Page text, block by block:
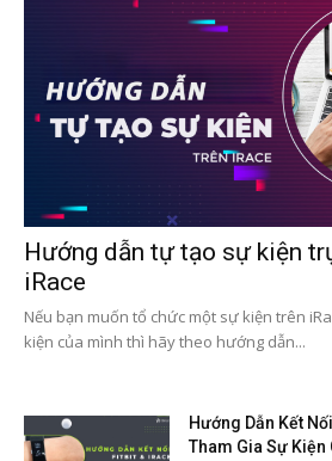
Hướng dẫn tự tạo sự kiện
iRace
Nếu bạn muốn tổ chức một sự kiện trên
kiện của mình thì hãy theo hướng dẫn...
Hướng Dẫn Kết
Tham Gia Sự Kiện